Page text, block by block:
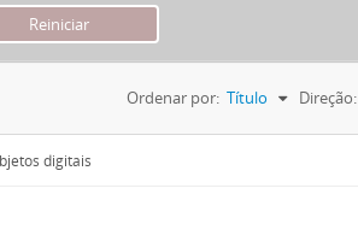
Ordenar por: Título Direção:
digitais